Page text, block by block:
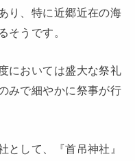
り、特に近郷近在の海
そうです。
においては盛大な祭礼
みで細やかに祭事が行
として、『首吊神社』